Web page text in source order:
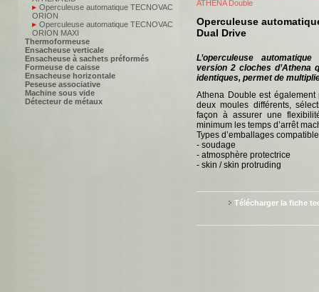
Operculeuse automatique TECNOVAC
ORION
Operculeuse automatique TECNOVAC
ORION MAXI
Thermoformeuse
Ensacheuse verticale
Ensacheuse à sachets préformés
Formeuse de caisse
Ensacheuse horizontale
Peseuse associative
Machine sous vide
Détecteur de métaux
ATHENA Double
Operculeuse
Dual Drive
L’operculeuse
version 2 cloches d’Athena
identiques, permet de
Athena Double est
deux moules différents,
façon à assurer une
minimum les temps d’arrêt
Types d’emballages
- soudage
- atmosphère protectrice
- skin / skin protruding
Télécharger la fiche